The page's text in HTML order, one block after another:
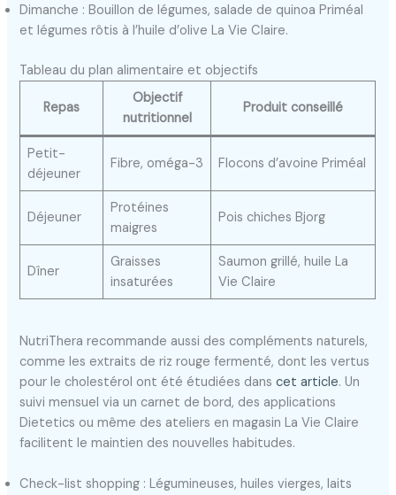
Dimanche : Bouillon de légumes, salade de quinoa Priméal
et légumes rôtis à l’huile d’olive La Vie Claire.
Tableau du plan alimentaire et objectifs
Repas
Objectif
nutritionnel
Produit conseillé
Petit-
déjeuner
Fibre, oméga-3 Flocons d’avoine Priméal
Déjeuner
Protéines
maigres
Pois chiches Bjorg
Dîner
Graisses
insaturées
Saumon grillé, huile La
Vie Claire
NutriThera recommande aussi des compléments naturels,
comme les extraits de riz rouge fermenté, dont les vertus
pour le cholestérol ont été étudiées danscet article. Un
suivi mensuel via un carnet de bord, des applications
Dietetics ou même des ateliers en magasin La Vie Claire
facilitent le maintien des nouvelles habitudes.
Check-list shopping : Légumineuses, huiles vierges, laits